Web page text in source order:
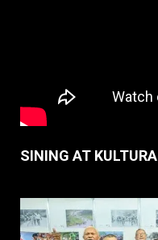
SINING AT KULTURA